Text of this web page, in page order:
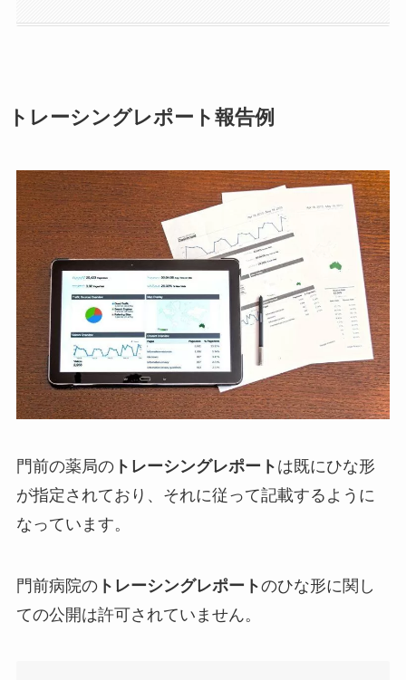
トレーシングレポート報告例
門前の薬局のトレーシングレポート は既にひな形
が指定されており、それに従って記載するように
なっています。
門前病院のトレーシングレポートのひな形に関し
ての公開は許可されていません。